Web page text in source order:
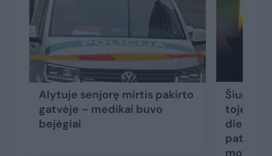
Alytuje senjorę mirtis pakirto
gatvėje – medikai buvo
bejėgiai
Šiurpūs
toje
dieną
paties
moterys